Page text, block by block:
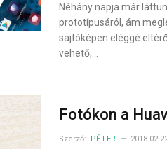
Néhány napja már
prototípusáról, ám
sajtóképen eléggé
vehető,…
Fotókon a
Szerző: PÉTER 2018-02-